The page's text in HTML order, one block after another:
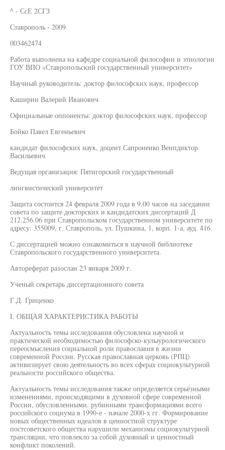
^ - СсЕ 2СГЗ
Ставрополь - 2009
003462474
Работа выполнена на кафедре социальной философии и этнологии
ГОУ ВПО «Ставропольский государственный университет»
Научный руководитель: доктор философских наук, профессор
Каширин Валерий Иванович
Официальные оппоненты: доктор философских наук, профессор
Бойко Павел Евгеньевич
кандидат философских наук, доцент Сапроненко Венпдиктор
Васильевич
Ведущая организация: Пятигорский государственный
лингвистический университет
Защита состоится 24 февраля 2009 года в 9.00 часов на заседании
совета по защите докторских и кандидатских диссертаций Д
212.256.06 при Ставропольском государственном университете по
адресу: 355009, г. Ставрополь, ул. Пушкина, 1, корп. 1-а, ауд. 416.
С диссертацией можно ознакомиться в научной библиотеке
Ставропольского государственного университета.
Автореферат разослан 23 января 2009 г.
Ученый секретарь диссертационного совета
Г.Д. Гриценко
I. ОБЩАЯ ХАРАКТЕРИСТИКА РАБОТЫ
Актуальность темы исследования обусловлена научной и
практической необходимостью философско-кулыурологического
переосмысления социальной роли православия в жизни
современной России. Русская православная церковь (РПЦ)
активизирует свою деятельность во всех сферах социокультурной
реальности российского общества.
Актуальность темы исследования также определяется серьёзными
изменениями, происходящими в духовной сфере современной
России, обусловленными. рубинными трансформациями всего
российского социума в 1990-е - начале 2000-х гг. Формирование
новых общественных идеалов в ценностной структуре
постсоветского общества нарушили механизмы социокультурной
трансляции, что повлекло за собой духовный и ценностный
конфликт поколений.